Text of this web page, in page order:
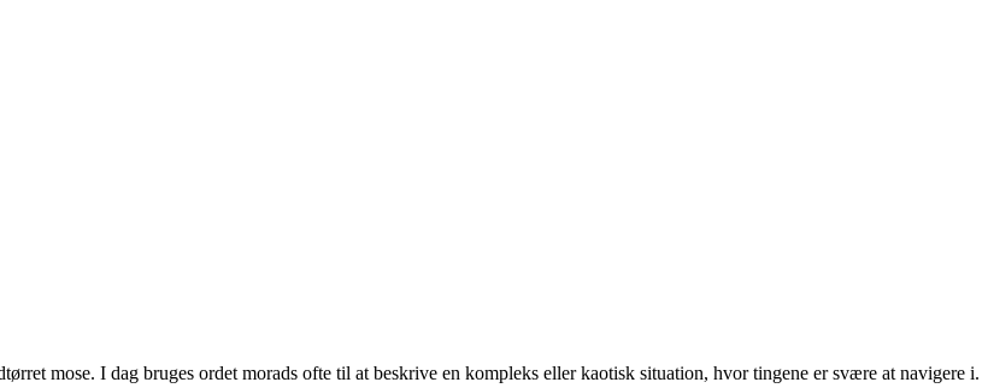
mose. I dag bruges ordet morads ofte til at beskrive en kompleks eller kaotisk situation, hvor tingene er svære at navigere i.